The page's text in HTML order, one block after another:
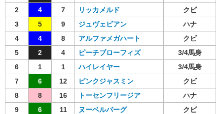
2
4 7 リッカメルド
クビ
3
5 9 ジュヴェビアン
ハナ
4
4 8 アルファメガハート
クビ
5
2 4 ピーチブローフィズ
3/4馬身
6
1 1 ハイレイヤー
3/4馬身
7
6 12 ピンクジャスミン
クビ
8
8 16 トーセンフリージア
ハナ
9
6 11 ヌーベルバーグ
クビ